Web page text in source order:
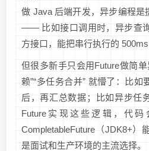
做 Java 后端开发，异步编程是
—— 比如接口调用时，异步查
方接口，能把串行执行的 500ms
但很多新手只会用Future做简
赖”“多任务合并” 就懵了：比如
后，再汇总数据；比如异步任
Future实现这些逻辑，代
CompletableFuture（JDK8+）
是面试和生产环境的主流选择。